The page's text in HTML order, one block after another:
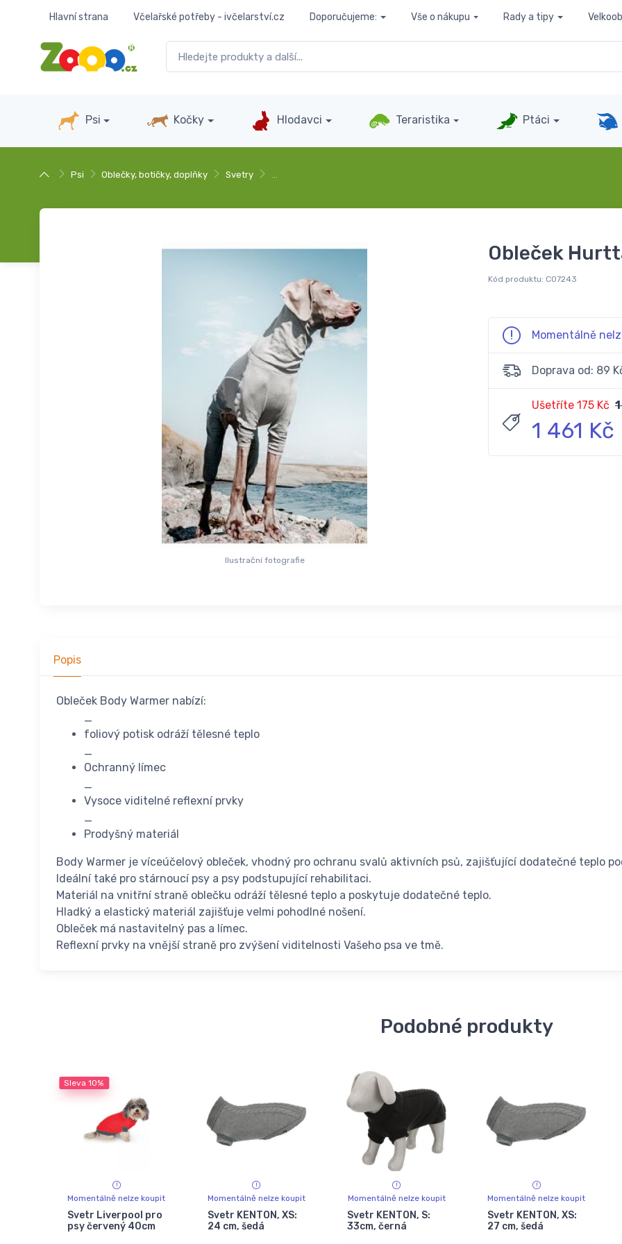
Hlavní strana Včelařské potřeby - ivčelarství.cz Doporučujeme: Vše o nákupu Rady a tipy
Psi Kočky Hlodavci Teraristika Ptáci
Psi Oblečky, botičky, doplňky Svetry …
Ilustrační fotografie
Obleček
Kód produktu: C07243
Momentálně
Doprava od: 89
Ušetříte 175 Kč
1 461 Kč
Popis
Obleček Body Warmer nabízí:
_
foliový potisk odráží tělesné teplo
_
Ochranný límec
_
Vysoce viditelné reflexní prvky
_
Prodyšný materiál
Body Warmer je víceúčelový obleček, vhodný pro ochranu svalů aktivních psů, zajišťující dodatečné teplo
Ideální také pro stárnoucí psy a psy podstupující rehabilitaci.
Materiál na vnitřní straně oblečku odráží tělesné teplo a poskytuje dodatečné teplo.
Hladký a elastický materiál zajišťuje velmi pohodlné nošení.
Obleček má nastavitelný pas a límec.
Reflexní prvky na vnější straně pro zvýšení viditelnosti Vašeho psa ve tmě.
Podobné produkty
Sleva10%
Momentálně nelze koupit
Svetr Liverpool pro
psy červený 40cm
Momentálně nelze koupit
Svetr KENTON, XS:
24 cm, šedá
Momentálně nelze koupit
Svetr KENTON, S:
33cm, černá
Momentálně nelze koupit
Svetr KENTON, XS:
27 cm, šedá